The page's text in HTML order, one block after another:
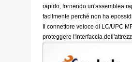
rapido, fornendo un'assemblea
facilmente perché non ha
Il connettore veloce di LC/UPC
proteggere l'interfaccia